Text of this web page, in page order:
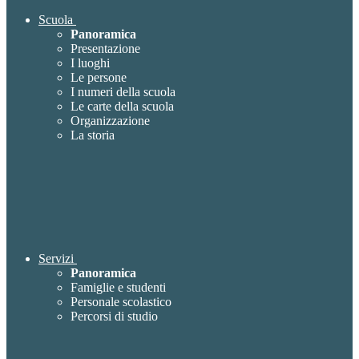
Scuola
Panoramica
Presentazione
I luoghi
Le persone
I numeri della scuola
Le carte della scuola
Organizzazione
La storia
Servizi
Panoramica
Famiglie e studenti
Personale scolastico
Percorsi di studio